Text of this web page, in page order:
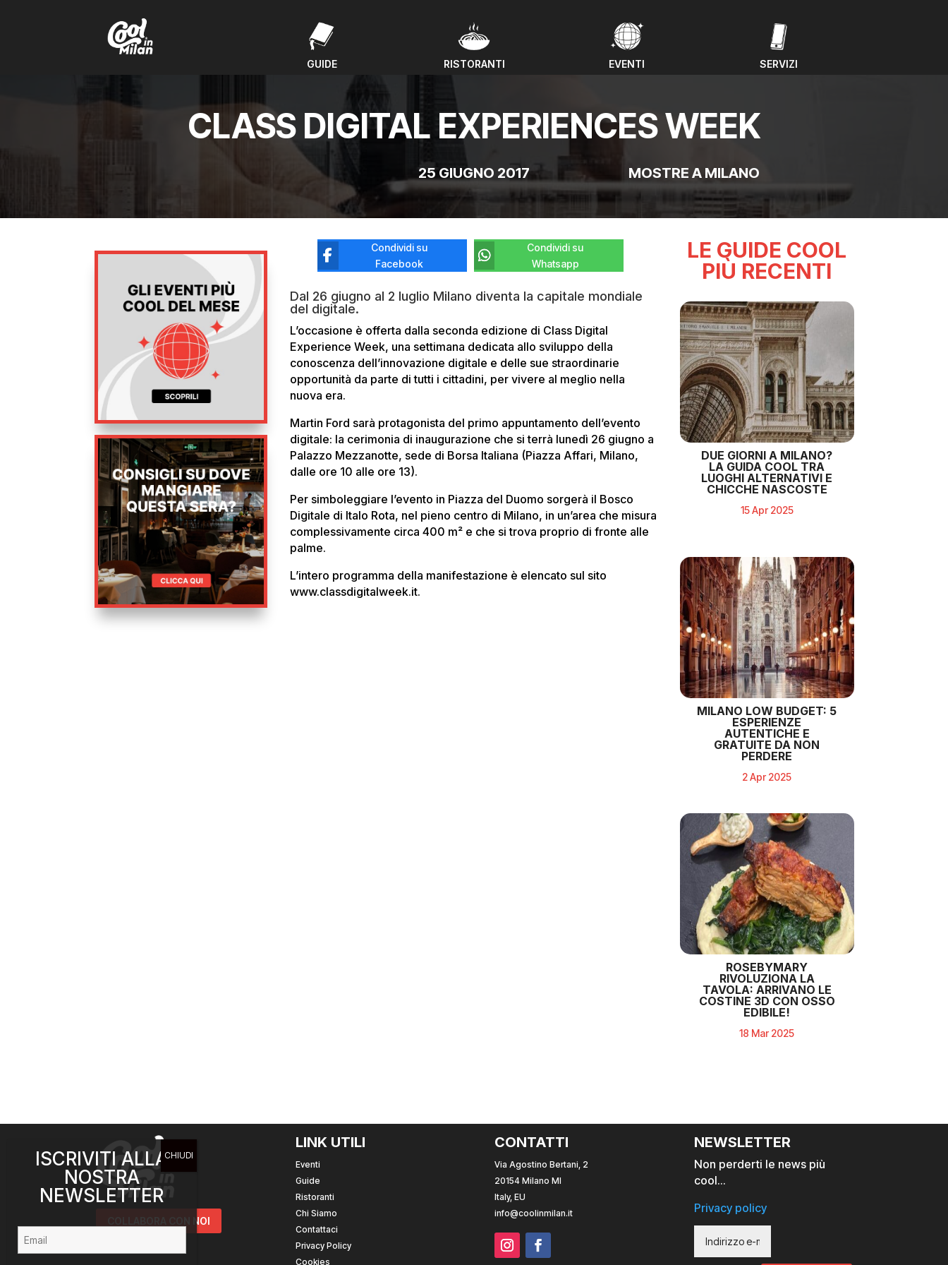
GUIDE RISTORANTI EVENTI SERVIZI
CLASS DIGITAL EXPERIENCES WEEK
25 GIUGNO 2017 MOSTRE A MILANO
Condividi su
Facebook
Condividi su
Whatsapp
Dal 26 giugno al 2 luglio Milano diventa la capitale mondiale
del digitale.
L’occasione è offerta dalla seconda edizione di Class Digital
Experience Week, una settimana dedicata allo sviluppo della
conoscenza dell’innovazione digitale e delle sue straordinarie
opportunità da parte di tutti i cittadini, per vivere al meglio nella
nuova era.
Martin Ford sarà protagonista del primo appuntamento dell’evento
digitale: la cerimonia di inaugurazione che si terrà lunedì 26 giugno a
Palazzo Mezzanotte, sede di Borsa Italiana (Piazza Affari, Milano,
dalle ore 10 alle ore 13).
Per simboleggiare l’evento in Piazza del Duomo sorgerà il Bosco
Digitale di Italo Rota, nel pieno centro di Milano, in un’area che misura
complessivamente circa 400 m² e che si trova proprio di fronte alle
palme.
L’intero programma della manifestazione è elencato sul sito
www.classdigitalweek.it.
LE GUIDE COOL
PIÙ RECENTI
DUE GIORNI A MILANO?
LA GUIDA COOL TRA
LUOGHI ALTERNATIVI E
CHICCHE NASCOSTE
15 Apr 2025
MILANO LOW BUDGET: 5
ESPERIENZE
AUTENTICHE E
GRATUITE DA NON
PERDERE
2 Apr 2025
ROSEBYMARY
RIVOLUZIONA LA
TAVOLA: ARRIVANO LE
COSTINE 3D CON OSSO
EDIBILE!
18 Mar 2025
COLLABORA CON NOI
LINK UTILI
Eventi
Guide
Ristoranti
Chi Siamo
Contattaci
Privacy Policy
Cookies
CONTATTI
Via Agostino Bertani, 2
20154 Milano MI
Italy, EU
info@coolinmilan.it
NEWSLETTER
Non perderti le news più
cool…
Privacy policy
ISCRIVITI ALLA
NOSTRA
NEWSLETTER